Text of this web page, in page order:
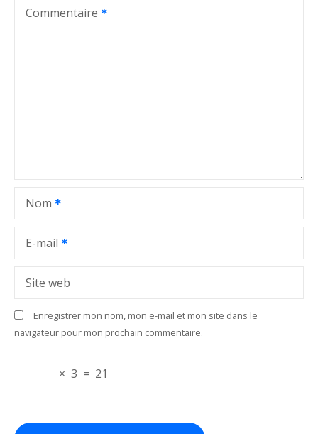
t
i
e
Commentaire
Nom
E-mail
Site web
Enregistrer mon nom, mon e-mail et mon site dans le
navigateur pour mon prochain commentaire.
× 3 = 21